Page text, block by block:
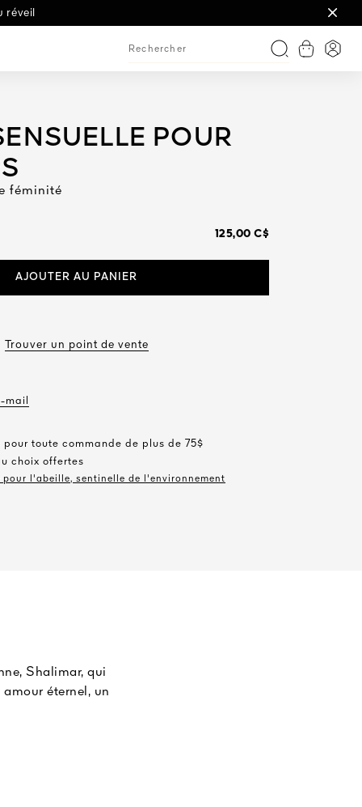
réveil
inéditavec une gravure
Recherche
Afficher
POUR
féminité
125,00 C$
AJOUTER AU PANIER
Trouver un point de vente
mail
pour toute commande de plus de 75$
choix offertes
l'abeille, sentinelle de l'environnement
Shalimar, qui
éternel, un
un art de la